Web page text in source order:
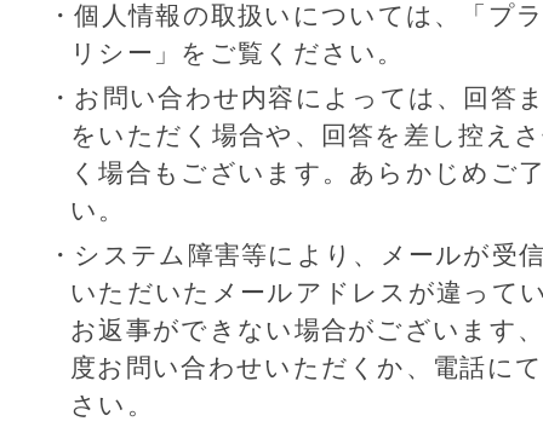
・個人情報の取扱いについては、「プ
リシー」をご覧ください。
・お問い合わせ内容によっては、回答
をいただく場合や、回答を差し控え
く場合もございます。あらかじめご
い。
・システム障害等により、メールが受
いただいたメールアドレスが違って
お返事ができない場合がございます
度お問い合わせいただくか、電話に
さい。